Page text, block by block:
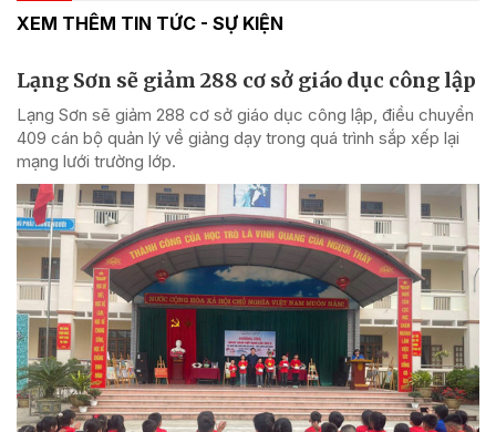
XEM THÊM TIN TỨC - SỰ KIỆN
Lạng Sơn sẽ giảm 288 cơ sở giáo dục công lập
Lạng Sơn sẽ giảm 288 cơ sở giáo dục công lập, điều chuyển
409 cán bộ quản lý về giảng dạy trong quá trình sắp xếp lại
mạng lưới trường lớp.